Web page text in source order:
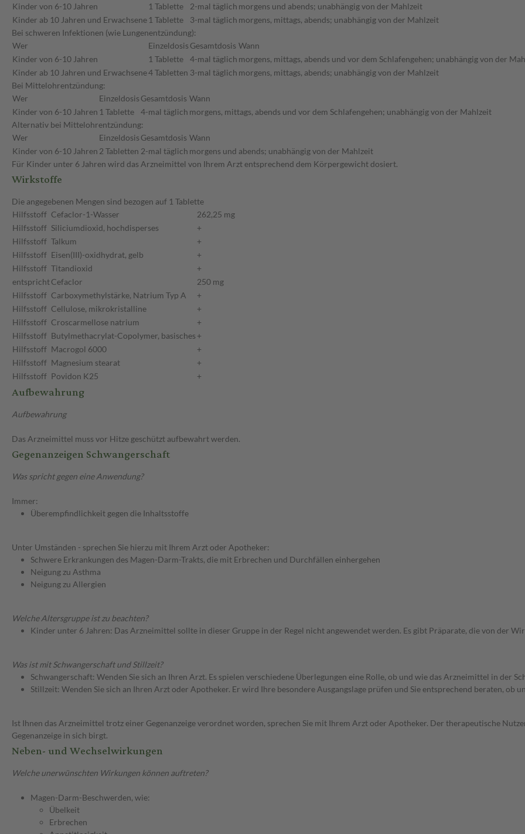
Kinder von 6-10 Jahren
1 Tablette 2-mal täglich morgens und abends; unabhängig von der Mahlzeit
Kinder ab 10 Jahren und Erwachsene 1 Tablette 3-mal täglich morgens, mittags, abends; unabhängig von der Mahlzeit
Bei schweren Infektionen (wie Lungenentzündung):
Wer
Einzeldosis Gesamtdosis Wann
Kinder von 6-10 Jahren
1 Tablette 4-mal täglich morgens, mittags, abends und vor dem Schlafengehen; unabhängig von der
Kinder ab 10 Jahren und Erwachsene4 Tabletten 3-mal täglich morgens, mittags, abends; unabhängig von der Mahlzeit
Bei Mittelohrentzündung:
Wer
Einzeldosis Gesamtdosis Wann
Kinder von 6-10 Jahren 1 Tablette 4-mal täglich morgens, mittags, abends und vor dem Schlafengehen; unabhängig von der Mahlzeit
Alternativ bei Mittelohrentzündung:
Wer
Einzeldosis Gesamtdosis Wann
Kinder von 6-10 Jahren 2 Tabletten 2-mal täglich morgens und abends; unabhängig von der Mahlzeit
Für Kinder unter 6 Jahren wird das Arzneimittel von Ihrem Arzt entsprechend dem Körpergewicht dosiert.
Wirkstoffe
Die angegebenen Mengen sind bezogen auf 1 Tablette
Hilfsstoff Cefaclor-1-Wasser
262,25 mg
Hilfsstoff Siliciumdioxid, hochdisperses
+
Hilfsstoff Talkum
+
Hilfsstoff Eisen(III)-oxidhydrat, gelb
+
Hilfsstoff Titandioxid
+
entsprichtCefaclor
250 mg
Hilfsstoff Carboxymethylstärke, Natrium Typ A
+
Hilfsstoff Cellulose, mikrokristalline
+
Hilfsstoff Croscarmellose natrium
+
Hilfsstoff Butylmethacrylat-Copolymer, basisches +
Hilfsstoff Macrogol 6000
+
Hilfsstoff Magnesium stearat
+
Hilfsstoff Povidon K25 +
Aufbewahrung
Aufbewahrung
Das Arzneimittel muss vor Hitze geschützt aufbewahrt werden.
Gegenanzeigen Schwangerschaft
Was spricht gegen eine Anwendung?
Immer:
Überempfindlichkeit gegen die Inhaltsstoffe
Unter Umständen - sprechen Sie hierzu mit Ihrem Arzt oder Apotheker:
Schwere Erkrankungen des Magen-Darm-Trakts, die mit Erbrechen und Durchfällen einhergehen
Neigung zu Asthma
Neigung zu Allergien
Welche Altersgruppe ist zu beachten?
Kinder unter 6 Jahren: Das Arzneimittel sollte in dieser Gruppe in der Regel nicht angewendet werden. Es gibt Präparate, die von der
Was ist mit Schwangerschaft und Stillzeit?
Schwangerschaft: Wenden Sie sich an Ihren Arzt. Es spielen verschiedene Überlegungen eine Rolle, ob und wie das Arzneimittel in der
Stillzeit: Wenden Sie sich an Ihren Arzt oder Apotheker. Er wird Ihre besondere Ausgangslage prüfen und Sie entsprechend beraten, ob
Ist Ihnen das Arzneimittel trotz einer Gegenanzeige verordnet worden, sprechen Sie mit Ihrem Arzt oder Apotheker. Der therapeutische
Gegenanzeige in sich birgt.
Neben- und Wechselwirkungen
Welche unerwünschten Wirkungen können auftreten?
Magen-Darm-Beschwerden, wie:
Übelkeit
Erbrechen